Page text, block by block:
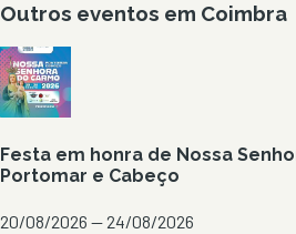
Outros eventos em Coimbra
Festa em honra de Nossa
Portomar e Cabeço
20/08/2026 — 24/08/2026